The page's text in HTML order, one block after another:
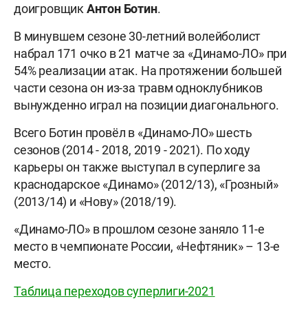
доигровщикАнтон Ботин.
В минувшем сезоне 30-летний волейболист
набрал 171 очко в 21 матче за «Динамо-ЛО» при
54% реализации атак. На протяжении большей
части сезона он из-за травм одноклубников
вынужденно играл на позиции диагонального.
Всего Ботин провёл в «Динамо-ЛО» шесть
сезонов (2014 - 2018, 2019 - 2021). По ходу
карьеры он также выступал в суперлиге за
краснодарское «Динамо» (2012/13), «Грозный»
(2013/14) и «Нову» (2018/19).
«Динамо-ЛО» в прошлом сезоне заняло 11-е
место в чемпионате России, «Нефтяник» – 13-е
место.
Таблица переходов суперлиги-2021